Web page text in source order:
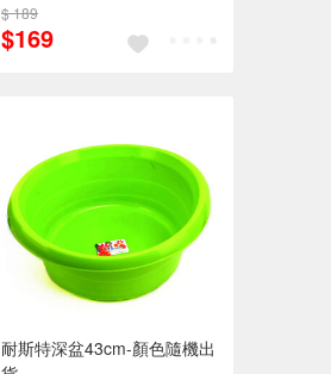
$ 189
$169
耐斯特深盆43cm-顏色隨機出